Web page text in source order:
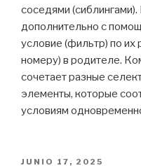
соседями
дополнительно с
условие (фильтр) по
номеру) в родителе.
сочетает разные
элементы, которые
условиям
PUBLICADO
JUNIO 17, 2025